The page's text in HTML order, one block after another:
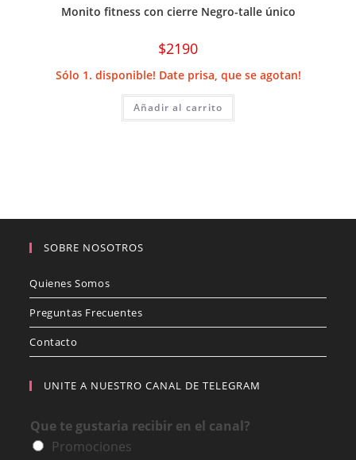
Monito fitness con cierre Negro-talle único
$2190
Sólo 1. disponible! Date prisa, que se agotan!
Añadir al carrito
SOBRE NOSOTROS
Quienes Somos
Preguntas Frecuentes
Contacto
UNITE A NUESTRO CANAL DE TELEGRAM
Que te gustaria recibir en el canal?
Promociones